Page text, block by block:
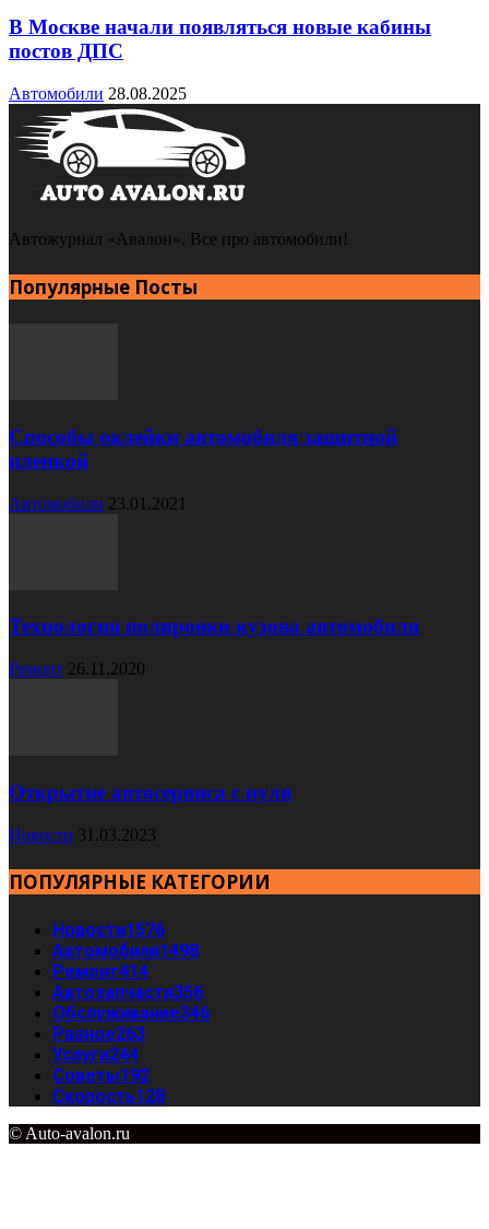
В Москве начали появляться новые кабины
постов ДПС
Автомобили 28.08.2025
Автожурнал «Авалон». Все про автомобили!
Популярные Посты
Способы оклейки автомобиля защитной
пленкой
Автомобили 23.01.2021
Технология полировки кузова автомобиля
Ремонт 26.11.2020
Открытие автосервиса с нуля
Новости 31.03.2023
ПОПУЛЯРНЫЕ КАТЕГОРИИ
Новости1576
Автомобили1498
Ремонт414
Автозапчасти356
Обслуживание346
Разное263
Услуги244
Советы192
Скорость128
© Auto-avalon.ru